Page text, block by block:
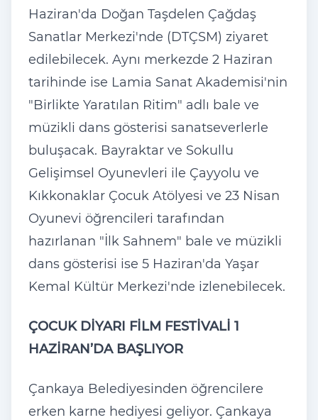
Haziran'da Doğan Taşdelen Çağdaş
Sanatlar Merkezi'nde (DTÇSM) ziyaret
edilebilecek. Aynı merkezde 2 Haziran
tarihinde ise Lamia Sanat Akademisi'nin
"Birlikte Yaratılan Ritim" adlı bale ve
müzikli dans gösterisi sanatseverlerle
buluşacak. Bayraktar ve Sokullu
Gelişimsel Oyunevleri ile Çayyolu ve
Kıkkonaklar Çocuk Atölyesi ve 23 Nisan
Oyunevi öğrencileri tarafından
hazırlanan "İlk Sahnem" bale ve müzikli
dans gösterisi ise 5 Haziran'da Yaşar
Kemal Kültür Merkezi'nde izlenebilecek.
ÇOCUK DİYARI FİLM FESTİVALİ 1
HAZİRAN’DA BAŞLIYOR
Çankaya Belediyesinden öğrencilere
erken karne hediyesi geliyor. Çankaya